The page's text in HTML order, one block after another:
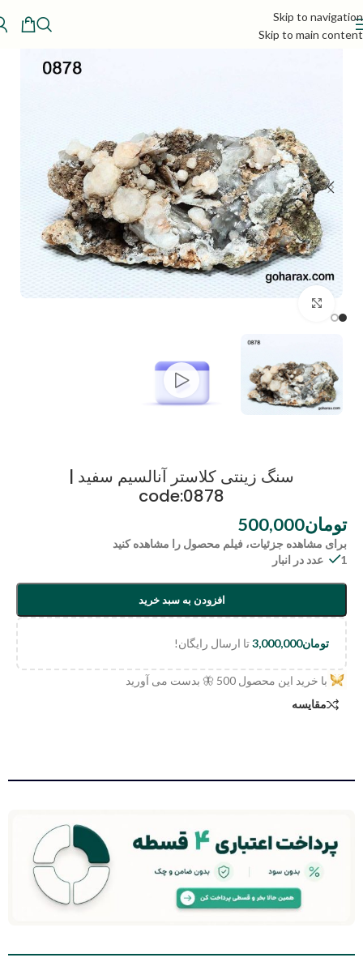
Skip to navigation
Skip to main content
سنگ زینتی کلاستر آنالسیم سفید |
code:0878
تومان500,000
برای مشاهده جزئیات، فیلم محصول را مشاهده کنید
1 عدد در انبار
افزودن به سبد خرید
تومان3,000,000تا ارسال رایگان!
با خرید این محصول 500 🦋 بدست می آورید
مقایسه